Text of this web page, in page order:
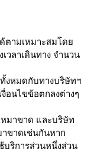
ตามเหมาะสมโดย
วลาเดินทาง จำนวน
งหมดกับทางบริษัทฯ
อนไขข้อตกลงต่างๆ
มาขาด และบริษัท
ขาดเช่นกันหาก
บริการส่วนหนึ่งส่วน